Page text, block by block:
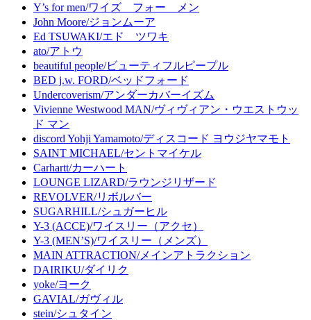
Y’s for men/ワイズ フォー メン
John Moore/ジョンムーア
Ed TSUWAKI/エド ツワキ
ato/アトウ
beautiful people/ビューティフルピープル
BED j.w. FORD/ベッドフォード
Undercoverism/アンダーカバーイズム
Vivienne Westwood MAN/ヴィヴィアン・ウエストウッ
ド マン
discord Yohji Yamamoto/ディスコード ヨウジヤマモト
SAINT MICHAEL/セントマイケル
Carhartt/カーハート
LOUNGE LIZARD/ラウンジリザード
REVOLVER/リボルバー
SUGARHILL/シュガーヒル
Y-3 (ACCE)/ワイスリー（アクセ）
Y-3 (MEN’S)/ワイスリー（メンズ）
MAIN ATTRACTION/メインアトラクション
DAIRIKU/ダイリク
yoke/ヨーク
GAVIAL/ガヴィル
stein/シュタイン